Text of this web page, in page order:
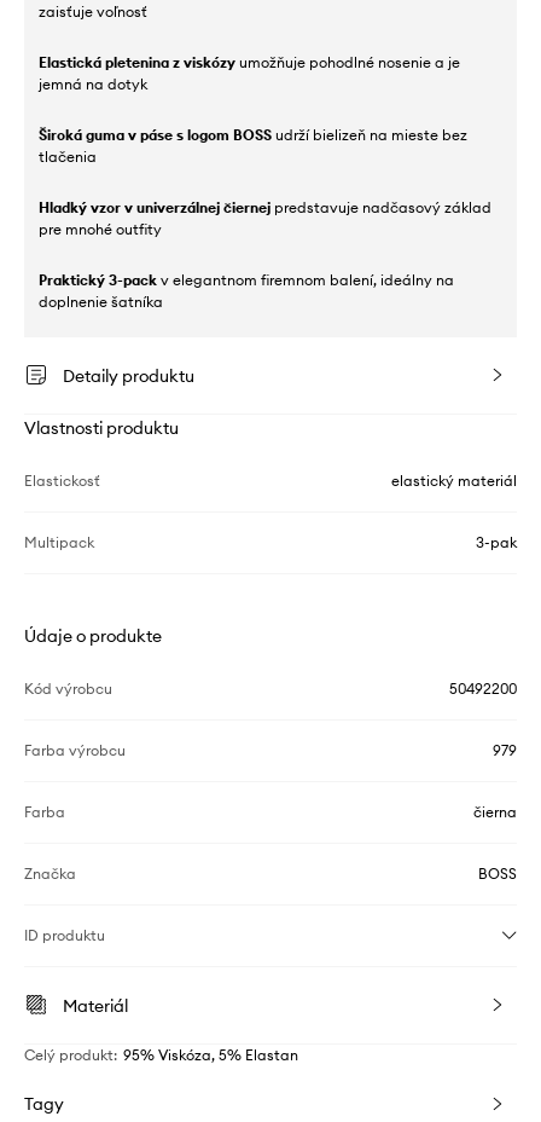
zaisťuje voľnosť
Elastická pletenina z viskózy umožňuje pohodlné nosenie a je
jemná na dotyk
Široká guma v páse s logom BOSS udrží bielizeň na mieste bez
tlačenia
Hladký vzor v univerzálnej čiernej predstavuje nadčasový základ
pre mnohé outfity
Praktický 3-pack v elegantnom firemnom balení, ideálny na
doplnenie šatníka
Detaily produktu
Vlastnosti produktu
Elastickosť elastický materiál
Multipack 3-pak
Údaje o produkte
Kód výrobcu 50492200
Farba výrobcu 979
Farba čierna
Značka BOSS
ID produktu
Materiál
Celý produkt: 95% Viskóza, 5% Elastan
Tagy